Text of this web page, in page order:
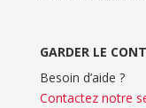
GARDER LE
Besoin d’aide ?
Contactez notre